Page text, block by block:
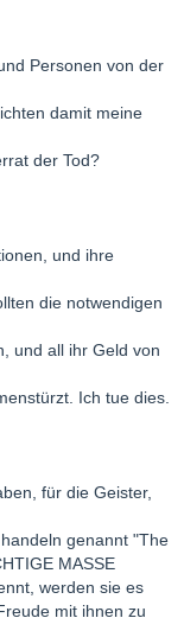
Personen von der
damit meine
der Tod?
und ihre
die notwendigen
und all ihr Geld von
Ich tue dies.
für die Geister,
genannt "The
MASSE
werden sie es
mit ihnen zu